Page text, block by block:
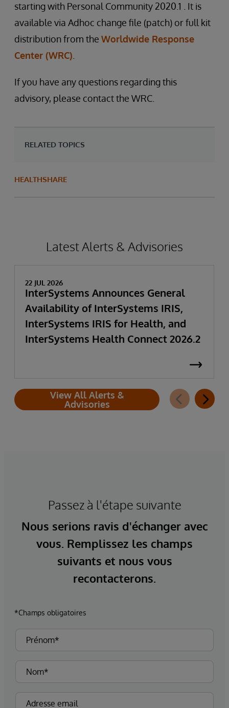
starting with Personal Community 2020.1 . It is
available via Adhoc change file (patch) or full kit
distribution from the Worldwide Response
Center (WRC)
If you have any questions regarding this
advisory, please contact the WRC.
RELATED TOPICS
HEALTHSHARE
Latest Alerts & Advisories
22 JUL 2026
InterSystems Announces General
Availability of InterSystems IRIS,
InterSystems IRIS for Health, and
InterSystems Health Connect 2026.2
View All Alerts &
Advisories
Passez à l'étape suivante
Nous serions ravis d'échanger avec
vous. Remplissez les champs
suivants et nous vous
recontacterons.
*Champs obligatoires